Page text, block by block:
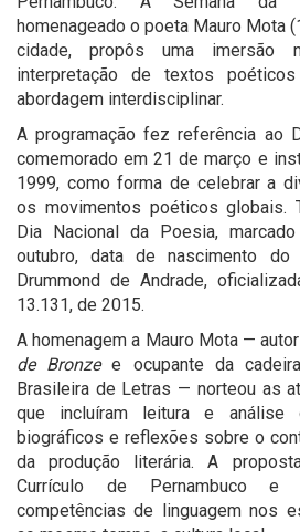
homenageado o poeta Mauro Mota
cidade, propôs uma imersão
interpretação de textos
abordagem interdisciplinar.
A programação fez referência ao
comemorado em 21 de março e
1999, como forma de celebrar a
os movimentos poéticos globais.
Dia Nacional da Poesia,
outubro, data de nascimento do
Drummond de Andrade,
13.131, de 2015.
A homenagem a Mauro Mota —
de Bronzee ocupante da
Brasileira de Letras — norteou as
que incluíram leitura e análise
biográficos e reflexões sobre o
da produção literária. A
Currículo de Pernambuco e
competências de linguagem nos